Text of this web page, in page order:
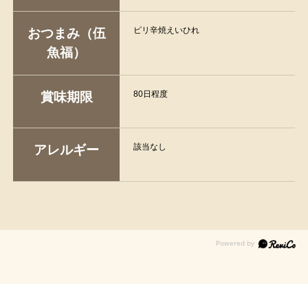
おつまみ（伍
魚福）
ピリ辛焼えいひれ
賞味期限 80日程度
アレルギー 該当なし